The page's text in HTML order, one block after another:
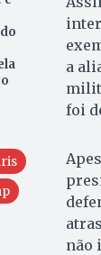
a
foi
não